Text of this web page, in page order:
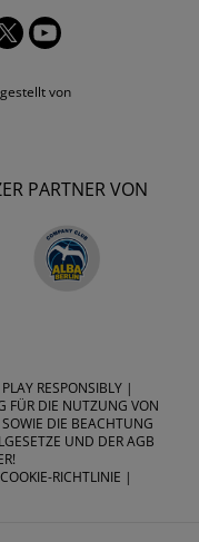
von
PARTNER VON
RESPONSIBLY |
FÜR DIE NUTZUNG VON
DIE BEACHTUNG
UND DER AGB
COOKIE-RICHTLINIE |